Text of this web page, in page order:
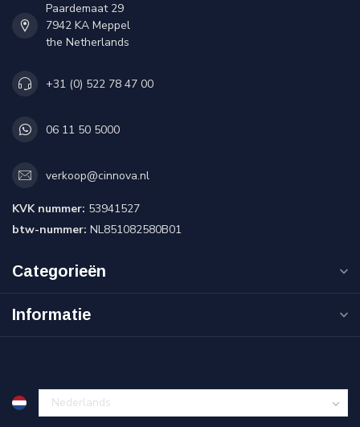
Paardemaat 29
7942 KA Meppel
the Netherlands
+31 (0) 522 78 47 00
06 11 50 5000
verkoop@cinnova.nl
KVK nummer: 53941527
btw-nummer: NL851082580B01
Categorieën
Informatie